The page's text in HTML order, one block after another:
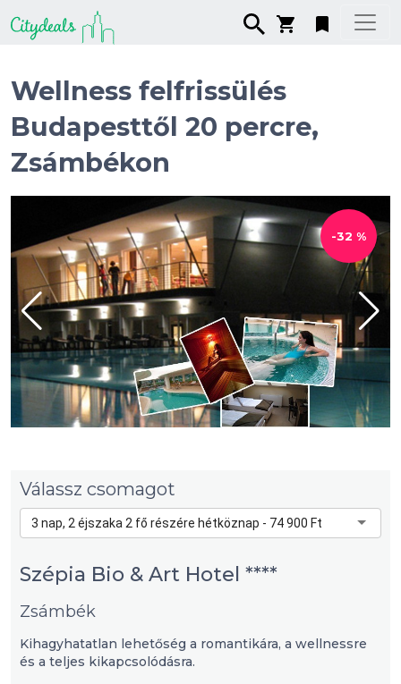
Wellness felfrissülés
Budapesttől 20 percre,
Zsámbékon
-32 %
Válassz csomagot
3 nap, 2 éjszaka 2 fő részére hétköznap - 74 900 Ft
Szépia Bio & Art Hotel ****
Zsámbék
Kihagyhatatlan lehetőség a romantikára, a wellnessre
és a teljes kikapcsolódásra.